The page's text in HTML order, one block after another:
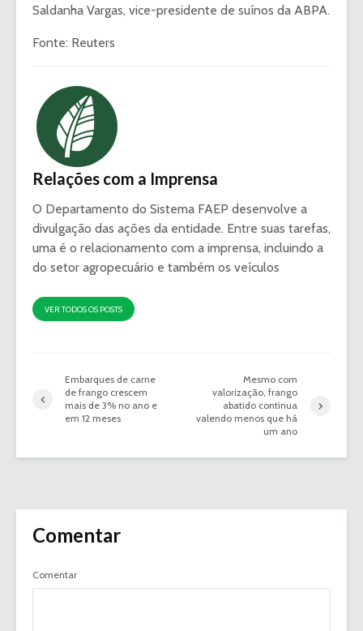
Saldanha Vargas, vice-presidente de suínos da ABPA.
Fonte: Reuters
Relações com a Imprensa
O Departamento do Sistema FAEP desenvolve a
divulgação das ações da entidade. Entre suas tarefas,
uma é o relacionamento com a imprensa, incluindo a
do setor agropecuário e também os veículos
VER TODOS OS POSTS
Embarques de carne
de frango crescem
mais de 3% no ano e
em 12 meses
Mesmo com
valorização, frango
abatido continua
valendo menos que há
um ano
Comentar
Comentar